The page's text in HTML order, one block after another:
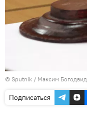
© Sputnik / Максим Богодвид
Подписаться